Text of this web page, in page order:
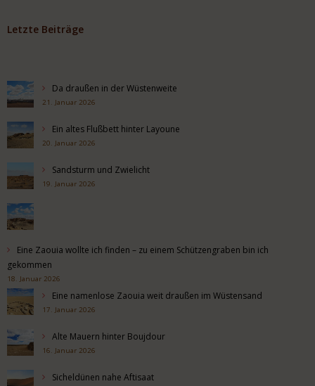
Letzte Beiträge
Da draußen in der Wüstenweite
21. Januar 2026
Ein altes Flußbett hinter Layoune
20. Januar 2026
Sandsturm und Zwielicht
19. Januar 2026
Eine Zaouia wollte ich finden – zu einem Schützengraben bin ich
gekommen
18. Januar 2026
Eine namenlose Zaouia weit draußen im Wüstensand
17. Januar 2026
Alte Mauern hinter Boujdour
16. Januar 2026
Sicheldünen nahe Aftisaat